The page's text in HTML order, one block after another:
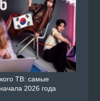
ТВ: самые
2026 года